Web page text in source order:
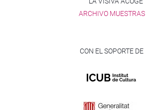
ARCHIVO MUESTRAS
CON EL SOPORTE DE